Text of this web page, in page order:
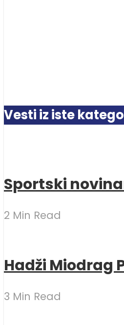
Vesti iz iste
Sportski
2 Min Read
Hadži Miodrag
3 Min Read